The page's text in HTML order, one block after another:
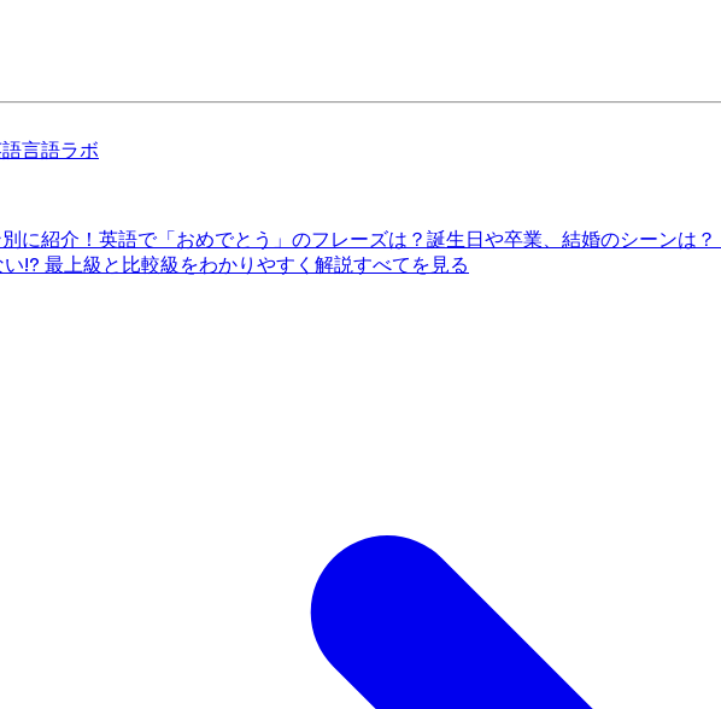
言語ラボ
に紹介！ 英語で「おめでとう」のフレーズは？誕生日や卒業、結婚のシーンは？
!? 最上級と比較級をわかりやすく解説すべてを見る